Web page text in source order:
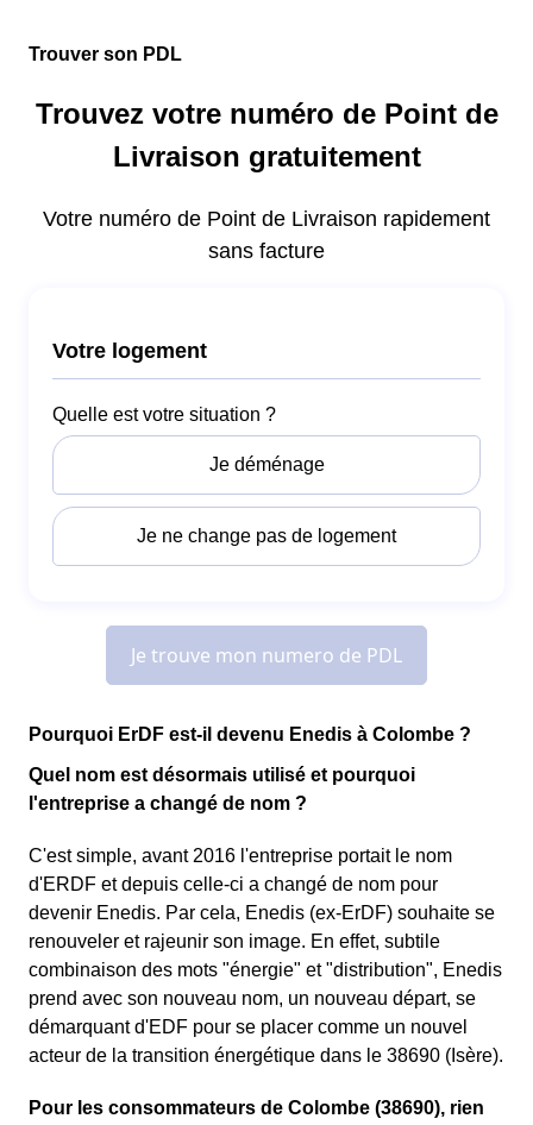
Trouver son PDL
Pourquoi ErDF est-il devenu Enedis à Colombe ?
Quel nom est désormais utilisé et pourquoi
l'entreprise a changé de nom ?
C'est simple, avant 2016 l'entreprise portait le nom
d'ERDF et depuis celle-ci a changé de nom pour
devenir Enedis. Par cela, Enedis (ex-ErDF) souhaite se
renouveler et rajeunir son image. En effet, subtile
combinaison des mots "énergie" et "distribution", Enedis
prend avec son nouveau nom, un nouveau départ, se
démarquant d'EDF pour se placer comme un nouvel
acteur de la transition énergétique dans le 38690 (Isère).
Pour les consommateurs de Colombe (38690), rien